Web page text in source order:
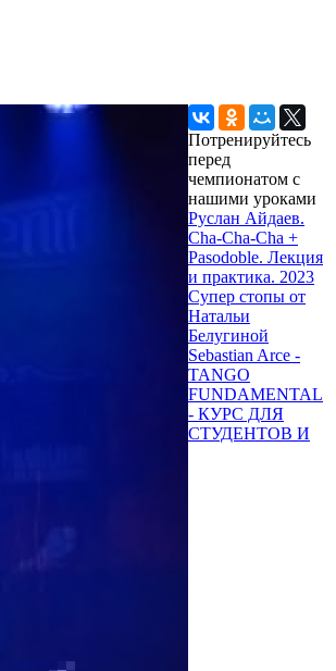
Потренируйтесь
перед
чемпионатом с
нашими уроками
Руслан Айдаев.
Cha-Cha-Cha +
Pasodoble. Лекция
и практика. 2023
Супер стопы от
Натальи
Белугиной
Sebastian Arce -
TANGO
FUNDAMENTAL
- КУРС ДЛЯ
СТУДЕНТОВ И